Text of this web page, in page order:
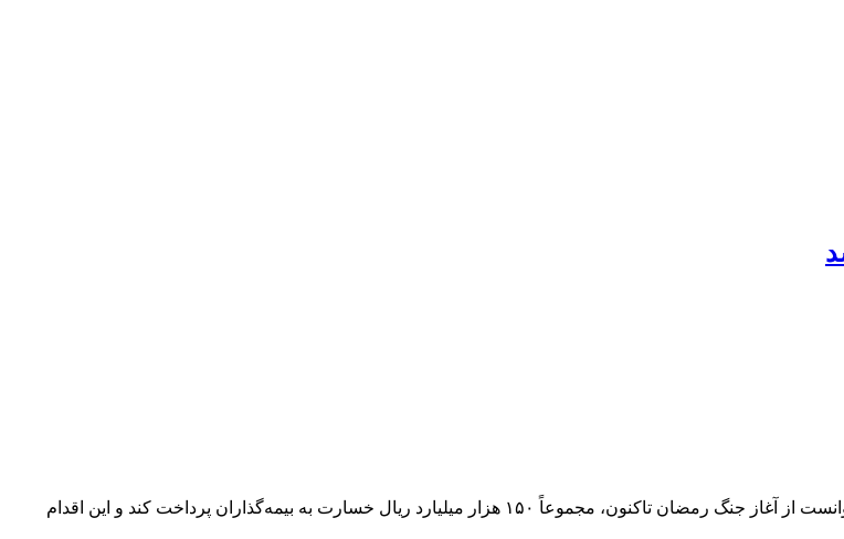
شرکت سهامی بیمه ایران در ادامه رویکرد خدمت‌ بی نظیر و با شعار" ایران برای ایران" توانست از آغاز جنگ رمضان تاکنون، مجموعاً ۱۵۰ هزار میلیارد ریال خسارت به بیمه‌گذاران پرداخت کند و این اقدام